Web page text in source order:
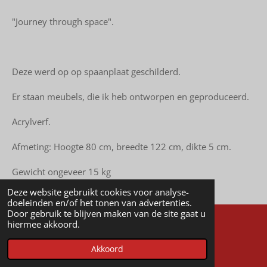
Deze website gebruikt cookies voor analyse-
doeleinden en/of het tonen van advertenties.
Door gebruik te blijven maken van de site gaat u
hiermee akkoord.
Akkoord
"Journey through space".
Deze werd op op spaanplaat geschilderd.
Er staan meubels, die ik heb ontworpen en geproduceerd.
Acrylverf.
Afmeting: Hoogte 80 cm, breedte 122 cm, dikte 5 cm.
Gewicht ongeveer 15 kg
© 2023 - 2026 Robert van den Herik